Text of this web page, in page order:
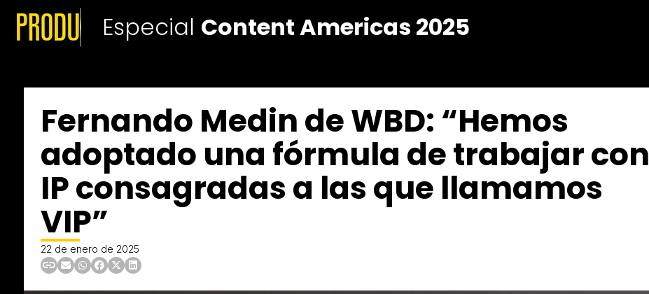
Especial Content Americas 2025
Fernando Medin de WBD: “Hemos
adoptado una fórmula de trabajar con
IP consagradas a las que llamamos
VIP”
22 de enero de 2025